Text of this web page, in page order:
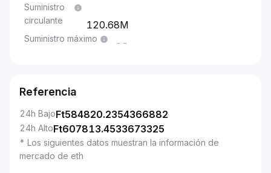
Suministro
circulante
120.68M
Suministro máximo --
Referencia
24h BajoFt584820.2354366882
24h AltoFt607813.4533673325
* Los siguientes datos muestran la información de
mercado de eth